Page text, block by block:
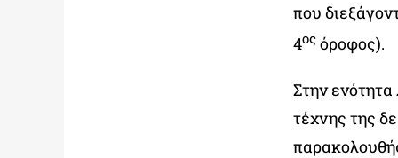
που
4οςόροφος).
Στην ενότητα
τέχνης της